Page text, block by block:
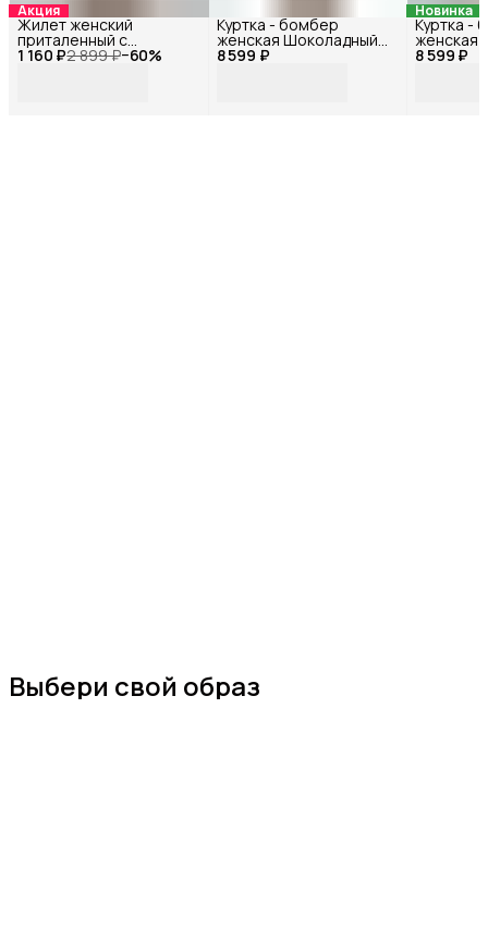
Акция
1 160 ₽2 899 ₽−60%
Жилет женский
приталенный с
открытой спиной 8 599 ₽
Куртка - бомбер
женская Шоколадный
72113БФ_42
Новинка
8 599 ₽
Куртка -
женская
Выбери свой образ